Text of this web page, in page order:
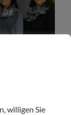
über
willigen Sie